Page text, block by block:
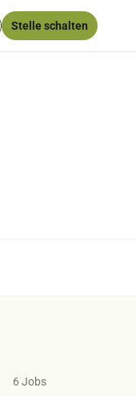
Stelle schalten
6 Jobs